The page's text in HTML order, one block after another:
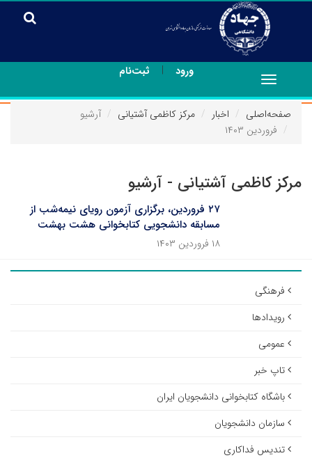
ورود | ثبت‌نام
Toggle
navigation
صفحه‌اصلی
اخبار مرکز کاظمی آشتیانی
آرشیو
فروردین ۱۴۰۳
مرکز کاظمی آشتیانی - آرشیو
۲۷ فروردین، برگزاری آزمون رویای نیمه‌شب از
مسابقه دانشجویی کتابخوانی هشت بهشت
۱۸ فروردین ۱۴۰۳
فرهنگی
رویدادها
عمومی
تاپ خبر
باشگاه کتابخوانی دانشجویان ایران
سازمان دانشجویان
تندیس فداکاری